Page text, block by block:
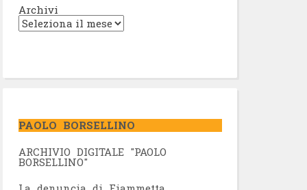
Archivi
PAOLO BORSELLINO
ARCHIVIO DIGITALE "PAOLO
BORSELLINO"